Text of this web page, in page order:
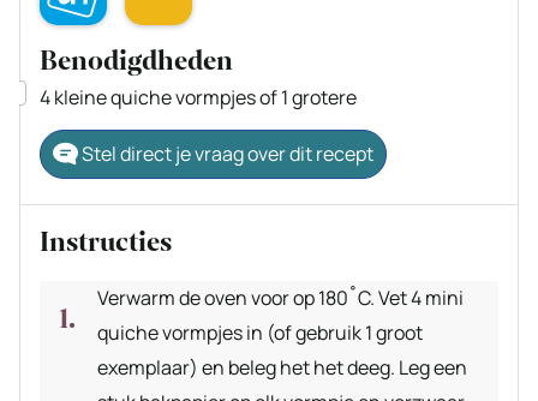
Benodigdheden
▢
4 kleine quiche vormpjesof 1 grotere
Stel direct je vraag over dit recept
Instructies
Verwarm de oven voor op 180˚C. Vet 4 mini
quiche vormpjes in (of gebruik 1 groot
exemplaar) en beleg het het deeg. Leg een